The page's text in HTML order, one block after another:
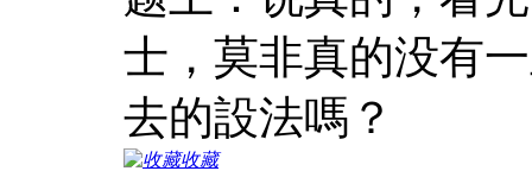
士，莫非真的没有
去的設法嗎？
收藏